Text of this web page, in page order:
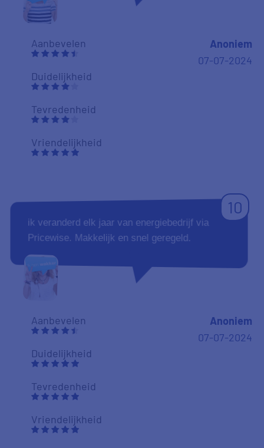
Aanbevelen
Duidelijkheid
Tevredenheid
Vriendelijkheid
Anoniem
07-07-2024
10
ik veranderd elk jaar van energiebedrijf via
Pricewise. Makkelijk en snel geregeld.
Aanbevelen
Duidelijkheid
Tevredenheid
Vriendelijkheid
Anoniem
07-07-2024